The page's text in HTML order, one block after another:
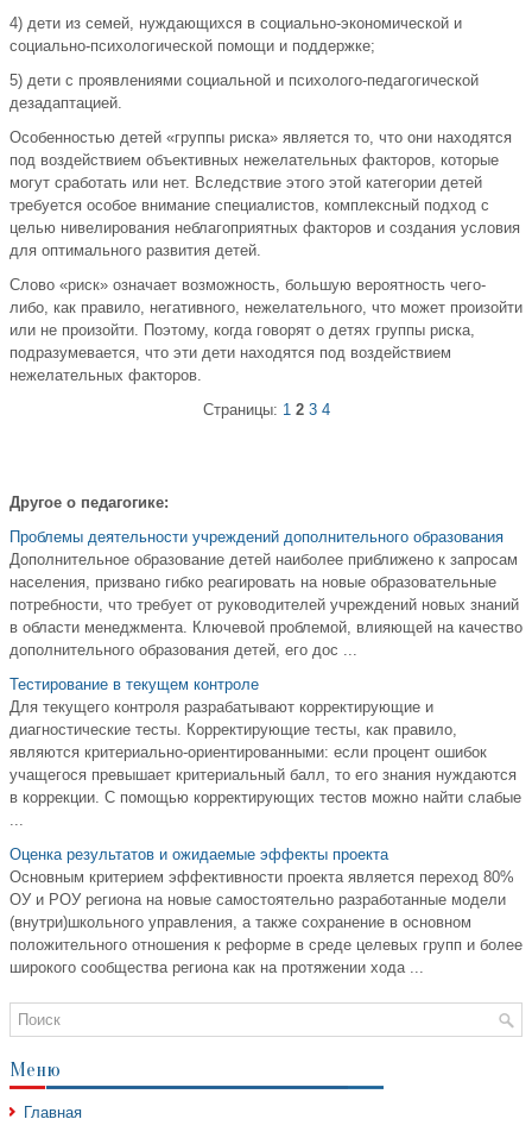
4) дети из семей, нуждающихся в социально-экономической и
социально-психологической помощи и поддержке;
5) дети с проявлениями социальной и психолого-педагогической
дезадаптацией.
Особенностью детей «группы риска» является то, что они находятся
под воздействием объективных нежелательных факторов, которые
могут сработать или нет. Вследствие этого этой категории детей
требуется особое внимание специалистов, комплексный подход с
целью нивелирования неблагоприятных факторов и создания условия
для оптимального развития детей.
Слово «риск» означает возможность, большую вероятность чего-
либо, как правило, негативного, нежелательного, что может произойти
или не произойти. Поэтому, когда говорят о детях группы риска,
подразумевается, что эти дети находятся под воздействием
нежелательных факторов.
Страницы: 1 2 3 4
Другое о педагогике:
Проблемы деятельности учреждений дополнительного образования
Дополнительное образование детей наиболее приближено к запросам
населения, призвано гибко реагировать на новые образовательные
потребности, что требует от руководителей учреждений новых знаний
в области менеджмента. Ключевой проблемой, влияющей на качество
дополнительного образования детей, его дос ...
Тестирование в текущем контроле
Для текущего контроля разрабатывают корректирующие и
диагностические тесты. Корректирующие тесты, как правило,
являются критериально-ориентированными: если процент ошибок
учащегося превышает критериальный балл, то его знания нуждаются
в коррекции. С помощью корректирующих тестов можно найти слабые
...
Оценка результатов и ожидаемые эффекты проекта
Основным критерием эффективности проекта является переход 80%
ОУ и РОУ региона на новые самостоятельно разработанные модели
(внутри)школьного управления, а также сохранение в основном
положительного отношения к реформе в среде целевых групп и более
широкого сообщества региона как на протяжении хода ...
Меню
Главная